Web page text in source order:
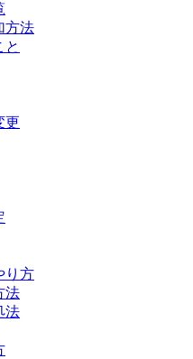
方法
と
更
り方
法
法